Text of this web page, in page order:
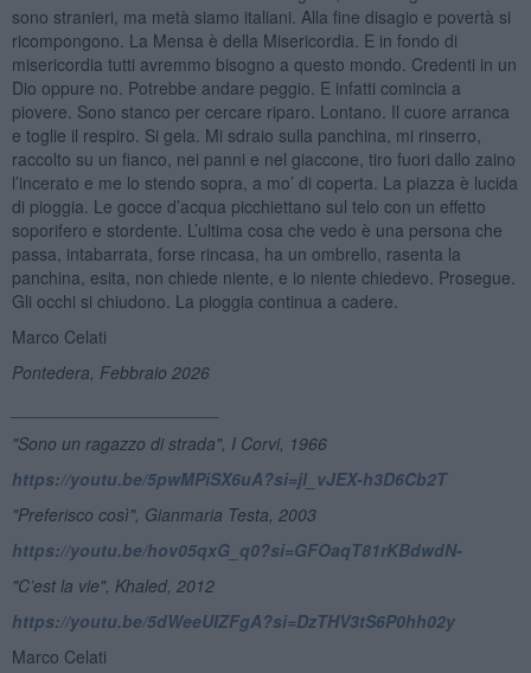
sono stranieri, ma metà siamo italiani. Alla fine disagio e povertà si
ricompongono. La Mensa è della Misericordia. E in fondo di
misericordia tutti avremmo bisogno a questo mondo. Credenti in un
Dio oppure no. Potrebbe andare peggio. E infatti comincia a
piovere. Sono stanco per cercare riparo. Lontano. Il cuore arranca
e toglie il respiro. Si gela. Mi sdraio sulla panchina, mi rinserro,
raccolto su un fianco, nei panni e nel giaccone, tiro fuori dallo zaino
l’incerato e me lo stendo sopra, a mo’ di coperta. La piazza è lucida
di pioggia. Le gocce d’acqua picchiettano sul telo con un effetto
soporifero e stordente. L’ultima cosa che vedo è una persona che
passa, intabarrata, forse rincasa, ha un ombrello, rasenta la
panchina, esita, non chiede niente, e io niente chiedevo. Prosegue.
Gli occhi si chiudono. La pioggia continua a cadere.
Marco Celati
Pontedera, Febbraio 2026
"Sono un ragazzo di strada", I Corvi, 1966
https://youtu.be/5pwMPiSX6uA?si=jl_vJEX-h3D6Cb2T
"Preferisco così", Gianmaria Testa, 2003
https://youtu.be/hov05qxG_q0?si=GFOaqT81rKBdwdN-
"C’est la vie", Khaled, 2012
https://youtu.be/5dWeeUIZFgA?si=DzTHV3tS6P0hh02y
Marco Celati